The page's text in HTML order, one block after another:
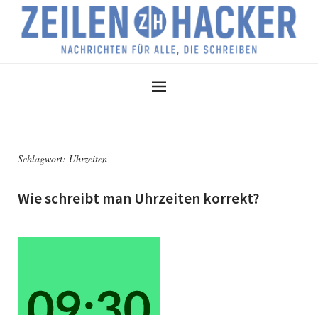
Schlagwort: Uhrzeiten
Wie schreibt man Uhrzeiten korrekt?